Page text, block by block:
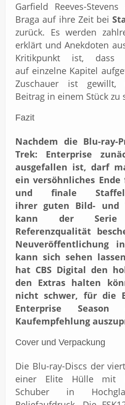
Garfield Reeves-
Braga auf ihre Zeit bei
zurück. Es werden
erklärt und Anekdoten
Kritikpunkt ist,
auf einzelne Kapitel
Zuschauer ist gewillt,
Beitrag in einem Stück zu
Fazit
Nachdem die Blu-ray-
Trek: Enterprise
ausgefallen ist, darf
ein versöhnliches
und finale
ihrer guten Bild- und
kann der
Referenzqualität
Neuveröffentlichung
kann sich sehen
hat CBS Digital den
den Extras halten
nicht schwer, für die
Enterprise
Kaufempfehlung
Cover und Verpackung
Die Blu-ray-Discs der
einer Elite Hülle mit
Schuber in